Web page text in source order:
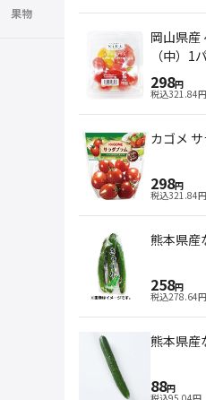
果物
岡山県産
（中）1
298円
税込321.84円
カゴメ
298円
税込321.84円
熊本県産
258円
税込278.64円
熊本県産
88円